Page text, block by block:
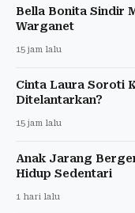
Bella Bonita Sindir
Warganet
15 jam lalu
Cinta Laura Soroti
Ditelantarkan?
15 jam lalu
Anak Jarang
Hidup Sedentari
1 hari lalu